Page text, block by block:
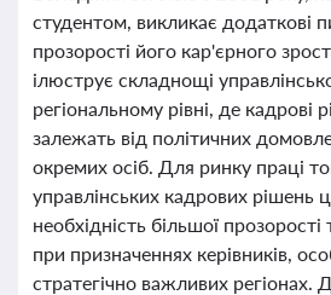
студентом, викликає додаткові
прозорості його кар'єрного
ілюструє складнощі
регіональному рівні, де кадрові
залежать від політичних
окремих осіб. Для ринку праці
управлінських кадрових рішень
необхідність більшої прозорості
при призначеннях керівників,
стратегічно важливих регіонах.